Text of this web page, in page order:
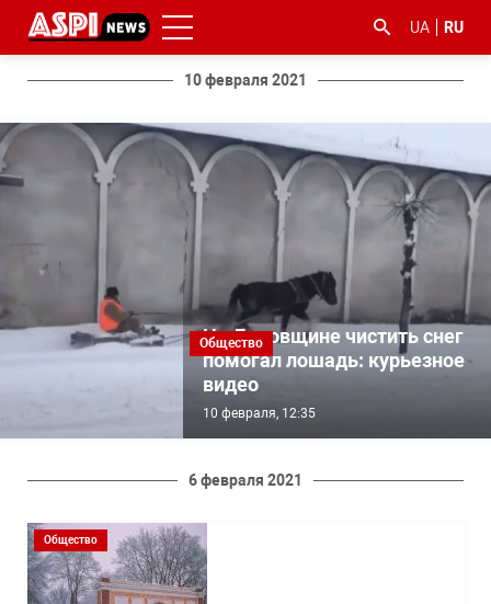
UA RU
10 февраля 2021
Общество
На Львовщине чистить снег
помогал лошадь: курьезное
видео
10 февраля, 12:35
6 февраля 2021
Общество
#ООС
корупцією
#гфс #Киев #коронавірус